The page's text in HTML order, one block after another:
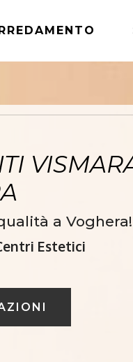
a Voghera!
Estetici